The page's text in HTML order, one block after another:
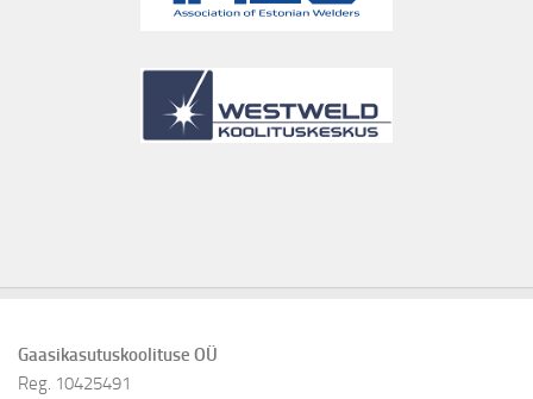
Gaasikasutuskoolituse OÜ
Reg. 10425491